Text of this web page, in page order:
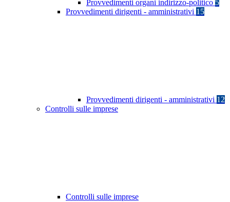
Provvedimenti organi indirizzo-politico 5
Provvedimenti dirigenti - amministrativi 15
Provvedimenti dirigenti - amministrativi 12
Controlli sulle imprese
Controlli sulle imprese